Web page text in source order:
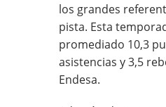
los grandes
pista. Esta
promediado 10,3
asistencias y 3,5
Endesa.